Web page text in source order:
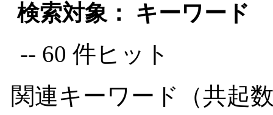
検索対象： キーワード
-- 60 件ヒット
関連キーワード（共起